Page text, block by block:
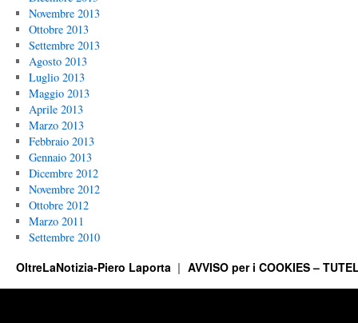
Novembre 2013
Ottobre 2013
Settembre 2013
Agosto 2013
Luglio 2013
Maggio 2013
Aprile 2013
Marzo 2013
Febbraio 2013
Gennaio 2013
Dicembre 2012
Novembre 2012
Ottobre 2012
Marzo 2011
Settembre 2010
OltreLaNotizia-Piero Laporta AVVISO per i COOKIES –